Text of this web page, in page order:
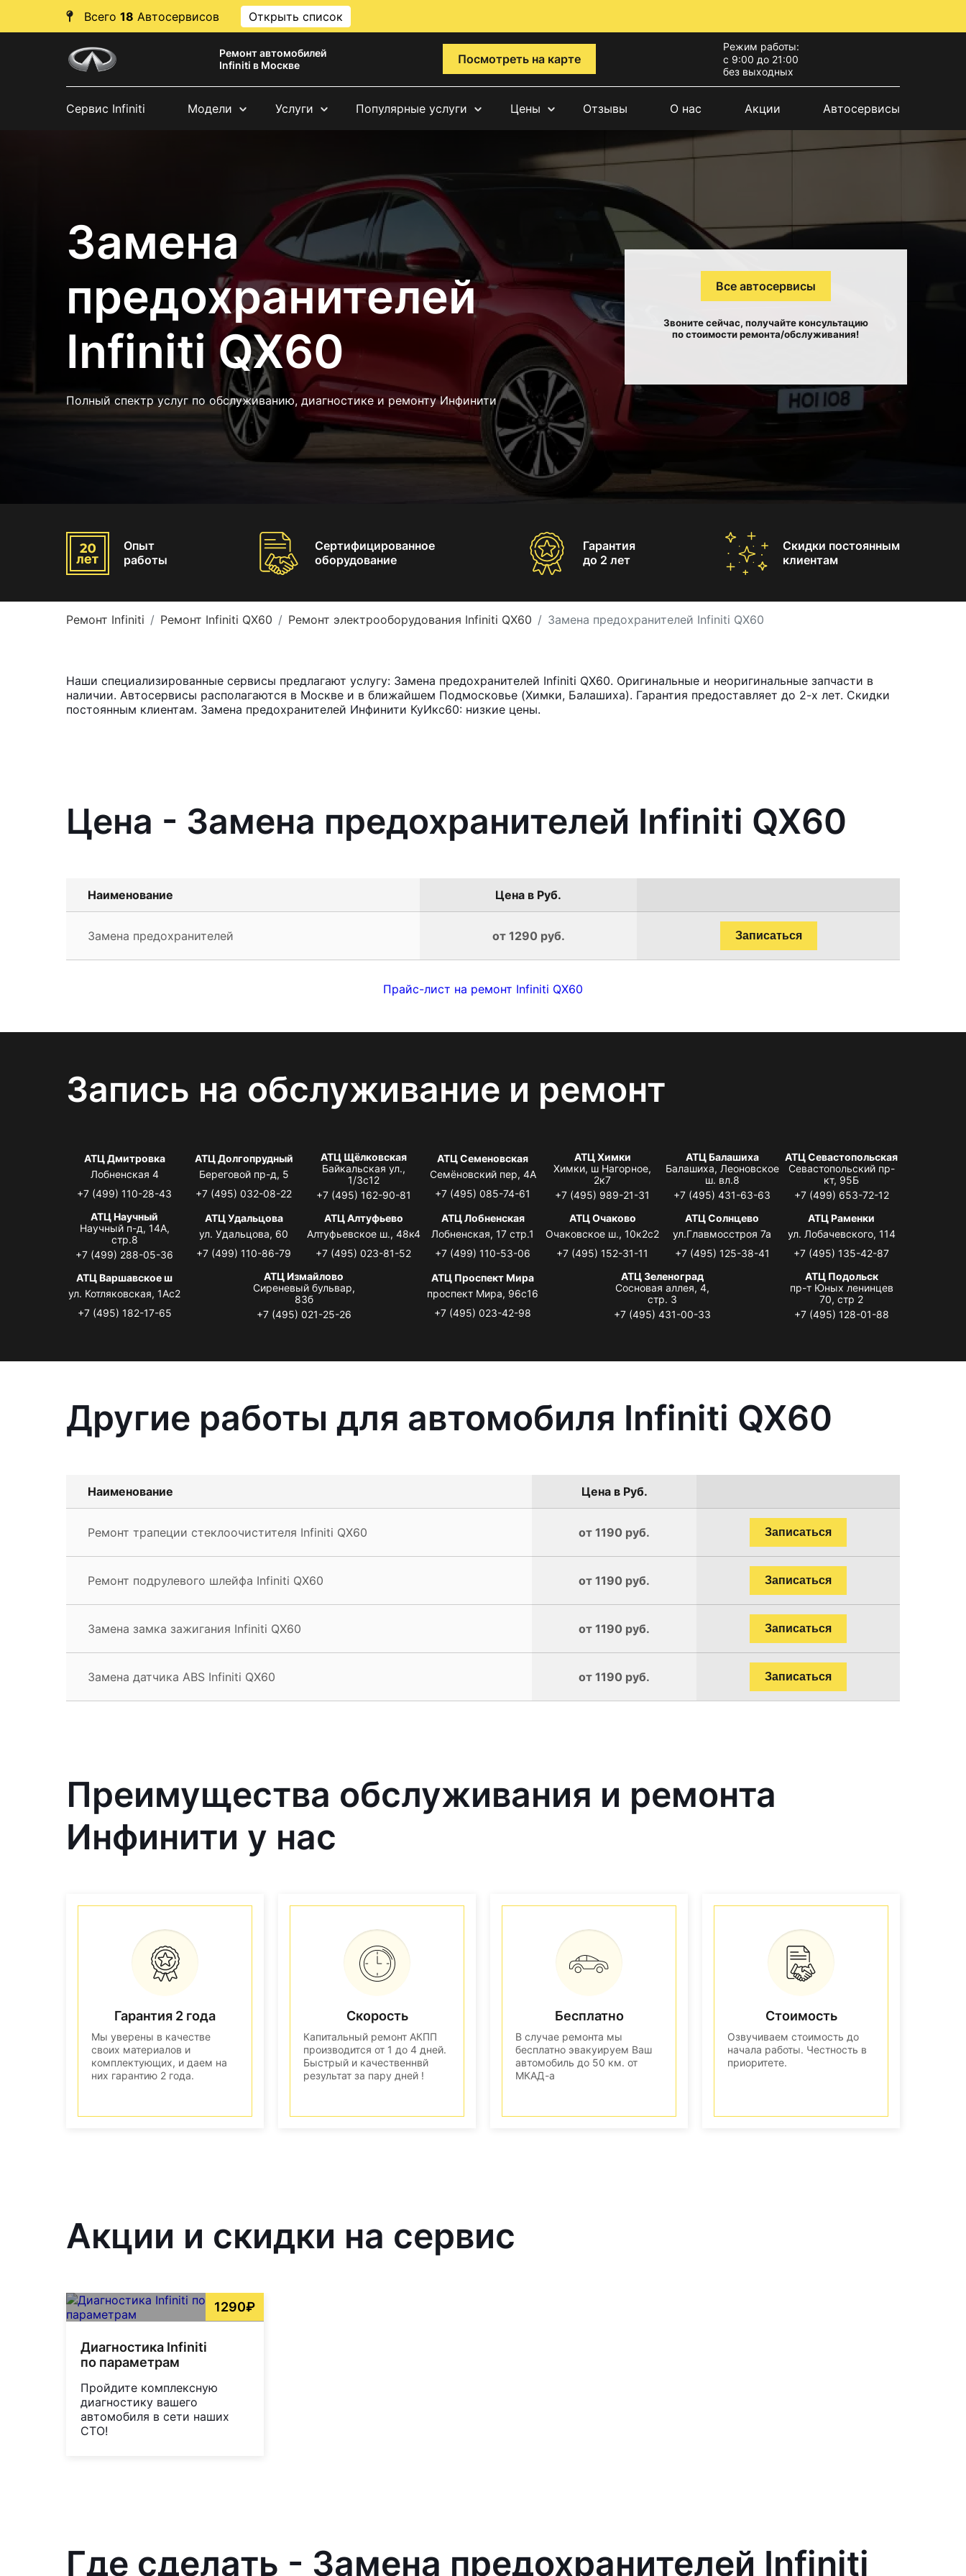
Всего 18 Автосервисов Открыть список
Ремонт автомобилей
Infiniti в Москве
Посмотреть на карте
Режим работы:
с 9:00 до 21:00
без выходных
Сервис Infiniti Модели Услуги Популярные услуги Цены Отзывы О нас Акции Автосервисы
Замена
предохранителей
Infiniti QX60
Полный спектр услуг по обслуживанию, диагностике и ремонту Инфинити
Все автосервисы
Звоните сейчас, получайте консультацию
по стоимости ремонта/обслуживания!
Опыт
работы
Сертифицированное
оборудование
Гарантия
до 2 лет
Скидки постоянным
клиентам
Ремонт Infiniti Ремонт Infiniti QX60 Ремонт электрооборудования Infiniti QX60 Замена предохранителей Infiniti QX60
Наши специализированные сервисы предлагают услугу: Замена предохранителей Infiniti QX60. Оригинальные и неоригинальные запчасти в
наличии. Автосервисы располагаются в Москве и в ближайшем Подмосковье (Химки, Балашиха). Гарантия предоставляет до 2-х лет. Скидки
постоянным клиентам. Замена предохранителей Инфинити КуИкс60: низкие цены.
Цена - Замена предохранителей Infiniti QX60
Наименование Цена в Руб.
Замена предохранителей от 1290 руб. Записаться
Прайс-лист на ремонт Infiniti QX60
Запись на обслуживание и ремонт
АТЦ Дмитровка
Лобненская 4
+7 (499) 110-28-43
АТЦ Долгопрудный
Береговой пр-д, 5
+7 (495) 032-08-22
АТЦ Щёлковская
Байкальская ул.,
1/3с12
+7 (495) 162-90-81
АТЦ Семеновская
Семёновский пер, 4А
+7 (495) 085-74-61
АТЦ Химки
Химки, ш Нагорное,
2к7
+7 (495) 989-21-31
АТЦ Балашиха
Балашиха, Леоновское
ш. вл.8
+7 (495) 431-63-63
АТЦ Севастопольская
Севастопольский пр-
кт, 95Б
+7 (499) 653-72-12
АТЦ Научный
Научный п-д, 14А,
стр.8
+7 (499) 288-05-36
АТЦ Удальцова
ул. Удальцова, 60
+7 (499) 110-86-79
АТЦ Алтуфьево
Алтуфьевское ш., 48к4
+7 (495) 023-81-52
АТЦ Лобненская
Лобненская, 17 стр.1
+7 (499) 110-53-06
АТЦ Очаково
Очаковское ш., 10к2с2
+7 (495) 152-31-11
АТЦ Солнцево
ул.Главмосстроя 7а
+7 (495) 125-38-41
АТЦ Раменки
ул. Лобачевского, 114
+7 (495) 135-42-87
АТЦ Варшавское ш
ул. Котляковская, 1Ас2
+7 (495) 182-17-65
АТЦ Измайлово
Сиреневый бульвар,
83б
+7 (495) 021-25-26
АТЦ Проспект Мира
проспект Мира, 96с16
+7 (495) 023-42-98
АТЦ Зеленоград
Сосновая аллея, 4,
стр. 3
+7 (495) 431-00-33
АТЦ Подольск
пр-т Юных ленинцев
70, стр 2
+7 (495) 128-01-88
Другие работы для автомобиля Infiniti QX60
Наименование Цена в Руб.
Ремонт трапеции стеклоочистителя Infiniti QX60 от 1190 руб. Записаться
Ремонт подрулевого шлейфа Infiniti QX60 от 1190 руб. Записаться
Замена замка зажигания Infiniti QX60 от 1190 руб. Записаться
Замена датчика ABS Infiniti QX60 от 1190 руб. Записаться
Преимущества обслуживания и ремонта
Инфинити у нас
Гарантия 2 года
Мы уверены в качестве
своих материалов и
комплектующих, и даем на
них гарантию 2 года.
Скорость
Капитальный ремонт АКПП
производится от 1 до 4 дней.
Быстрый и качественнвй
результат за пару дней !
Бесплатно
В случае ремонта мы
бесплатно эвакуируем Ваш
автомобиль до 50 км. от
МКАД-а
Стоимость
Озвучиваем стоимость до
начала работы. Честность в
приоритете.
Акции и скидки на сервис
1290₽
Диагностика Infiniti
по параметрам
Пройдите комплексную
диагностику вашего
автомобиля в сети наших
СТО!
Где сделать - Замена предохранителей Infiniti